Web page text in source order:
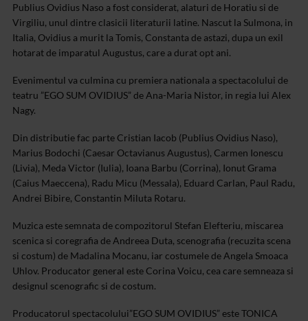
Publius Ovidius Naso a fost considerat, alaturi de Horatiu si de
Virgiliu, unul dintre clasicii literaturii latine. Nascut la Sulmona, in
Italia, Ovidius a murit la Tomis, Constanta de astazi, dupa un exil
hotarat de imparatul Augustus, care a durat opt ani.
Evenimentul va culmina cu premiera nationala a spectacolului de
teatru ”EGO SUM OVIDIUS” de Ana-Maria Nistor, in regia lui Alex
Nagy.
Din distributie fac parte Cristian Iacob (Publius Ovidius Naso),
Marius Bodochi (Caesar Octavianus Augustus), Carmen Ionescu
(Livia), Meda Victor (Iulia), Ioana Barbu (Corrina), Ionut Grama
(Caius Maeccena), Radu Micu (Messala), Eduard Carlan, Paul Radu,
Andrei Bibire, Constantin Miluta Rotaru.
Muzica este semnata de compozitorul Stefan Elefteriu, miscarea
scenica si coregrafia de Andreea Duta, scenografia (recuzita scena
si costum) de Madalina Mocanu, iar costumele de Angela Smoaca
Uhlov. Producator general este Corina Voicu, cea care semneaza si
designul scenografic si de costum.
Producatorul spectacolului”EGO SUM OVIDIUS” este TONICA